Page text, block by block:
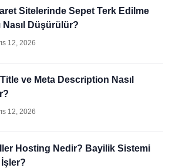
Sitelerinde Sepet Terk Edilme
Nasıl Düşürülür?
12, 2026
ve Meta Description Nasıl
12, 2026
Hosting Nedir? Bayilik Sistemi
İşler?